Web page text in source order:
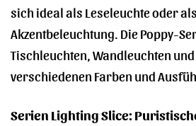
sich ideal als Leseleuchte oder als
Akzentbeleuchtung. Die Poppy-
Tischleuchten, Wandleuchten
verschiedenen Farben und
Serien Lighting Slice: